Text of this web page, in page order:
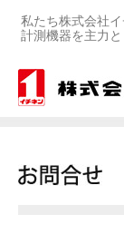
私たち株式会社
計測機器を主力